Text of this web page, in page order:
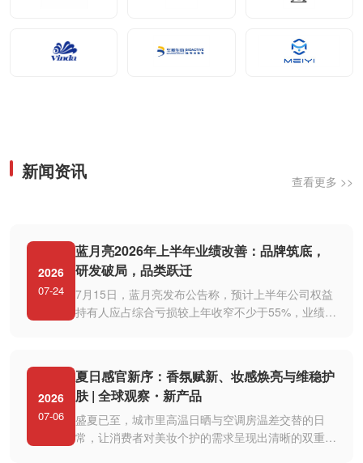
新闻资讯 查看更多 >>
2026
07-24
蓝月亮2026年上半年业绩改善：品牌筑底，
研发破局，品类跃迁
7月15日，蓝月亮发布公告称，预计上半年公司权益
持有人应占综合亏损较上年收窄不少于55%，业绩改
2026
07-06
夏日感官新序：香氛赋新、妆感焕亮与维稳护
肤 | 全球观察・新产品
盛夏已至，城市里高温日晒与空调房温差交替的日
常，让消费者对美妆个护的需求呈现出清晰的双重导